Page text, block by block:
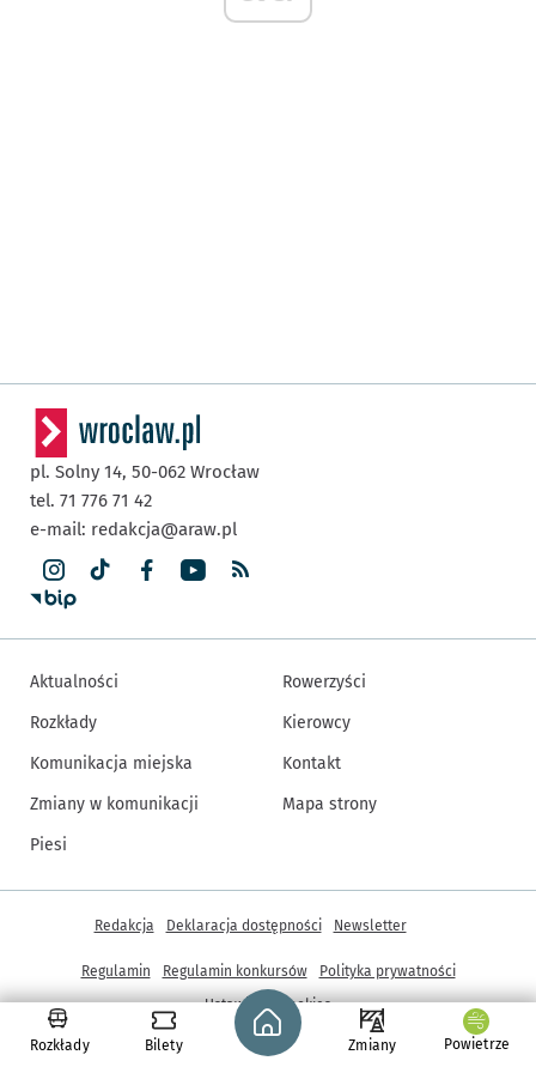
Rozkłady Bilety
Strona główna - wroclaw.pl
Zmiany Powietrze
pl. Solny 14, 50-062 Wrocław
tel. 71 776 71 42
e-mail: redakcja@araw.pl
Aktualności
Rozkłady
Komunikacja miejska
Zmiany w komunikacji
Piesi
Rowerzyści
Kierowcy
Kontakt
Mapa strony
© Copyright 2005-2026, ARAW S.A., Gmina Wrocław
Inne informacje
Redakcja Deklaracja dostępności Newsletter
Regulamin Regulamin konkursów
Polityka prywatności
Ustawienia cookies